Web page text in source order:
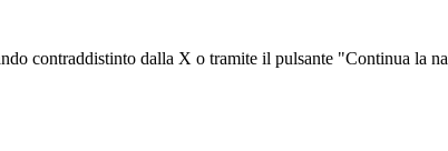
contraddistinto dalla X o tramite il pulsante "Continua la